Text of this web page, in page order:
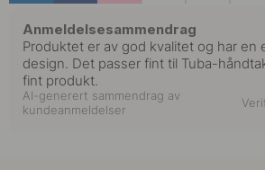
Anmeldelsesammendrag
Produktet er av god kvalitet og har en
design. Det passer fint til Tuba-
fint produkt.
AI-generert sammendrag av
kundeanmeldelser